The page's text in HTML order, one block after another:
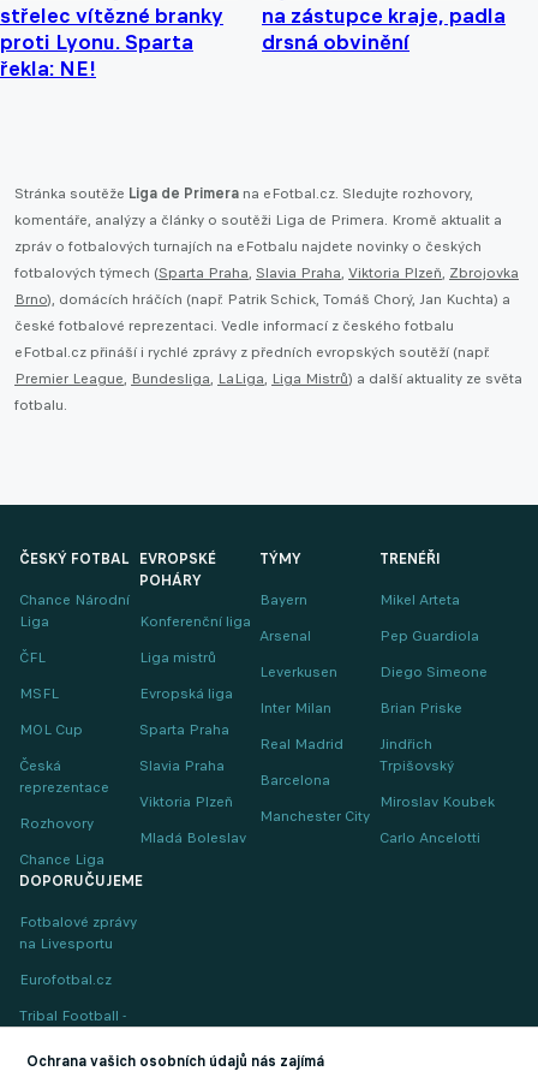
střelec vítězné branky
proti Lyonu. Sparta
řekla: NE!
na zástupce kraje, padla
drsná obvinění
Stránka soutěže Liga de Primera na eFotbal.cz. Sledujte rozhovory,
komentáře, analýzy a články o soutěži Liga de Primera. Kromě aktualit a
zpráv o fotbalových turnajích na eFotbalu najdete novinky o českých
fotbalových týmech (Sparta Praha, Slavia Praha, Viktoria Plzeň, Zbrojovka
Brno), domácích hráčích (např. Patrik Schick, Tomáš Chorý, Jan Kuchta) a
české fotbalové reprezentaci. Vedle informací z českého fotbalu
eFotbal.cz přináší i rychlé zprávy z předních evropských soutěží (např.
Premier League, Bundesliga, LaLiga, Liga Mistrů) a další aktuality ze světa
fotbalu.
ČESKÝ FOTBAL
Chance Národní
Liga
ČFL
MSFL
MOL Cup
Česká
reprezentace
Rozhovory
Chance Liga
EVROPSKÉ
POHÁRY
Konferenční liga
Liga mistrů
Evropská liga
Sparta Praha
Slavia Praha
Viktoria Plzeň
Mladá Boleslav
TÝMY
Bayern
Arsenal
Leverkusen
Inter Milan
Real Madrid
Barcelona
Manchester City
TRENÉŘI
Mikel Arteta
Pep Guardiola
Diego Simeone
Brian Priske
Jindřich
Trpišovský
Miroslav Koubek
Carlo Ancelotti
DOPORUČUJEME
Fotbalové zprávy
na Livesportu
Eurofotbal.cz
Tribal Football -
(EN)
Ochrana vašich osobních údajů nás zajímá